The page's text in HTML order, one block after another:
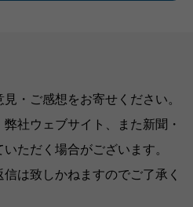
・ご感想をお寄せください。
社ウェブサイト、また新聞・
ただく場合がございます。
は致しかねますのでご了承く